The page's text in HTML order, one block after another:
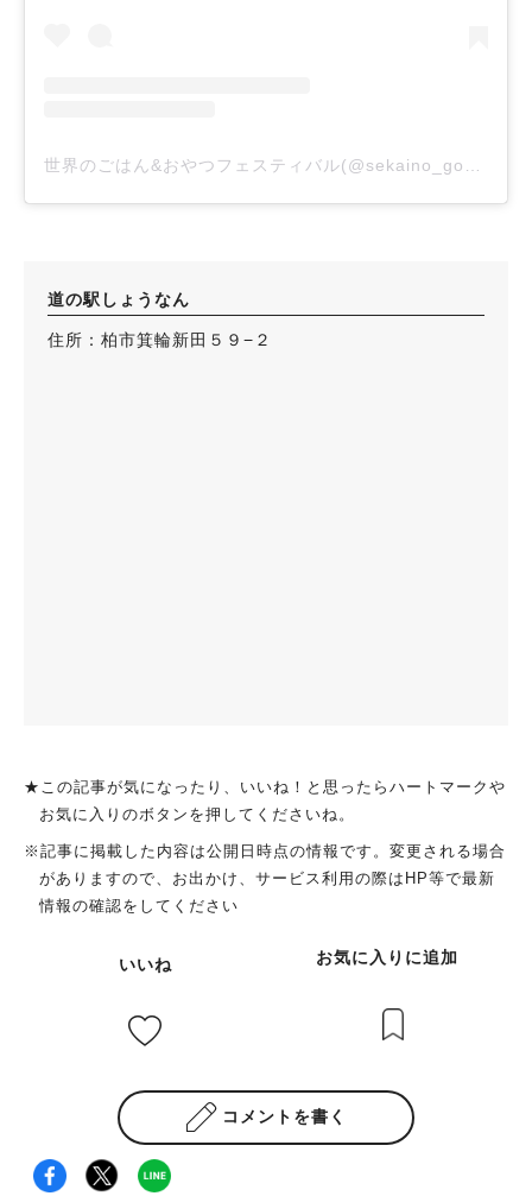
道の駅しょうなん
住所：柏市箕輪新田５９−２
★この記事が気になったり、いいね！と思ったらハートマークや
お気に入りのボタンを押してくださいね。
※記事に掲載した内容は公開日時点の情報です。変更される場合
がありますので、お出かけ、サービス利用の際はHP等で最新
情報の確認をしてください
いいね お気に入りに追加
コメントを書く